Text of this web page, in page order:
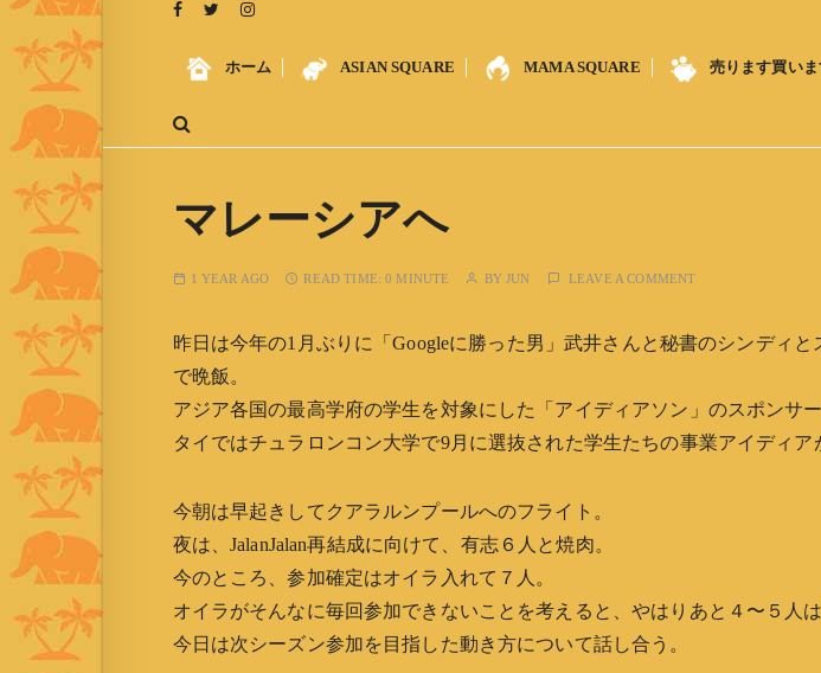
ホーム ASIAN SQUARE MAMA SQUARE 売ります買い
マレーシアへ
1 YEAR AGO READ TIME:0 MINUTE BYJUN LEAVE A COMMENT
昨日は今年の1月ぶりに「Googleに勝った男」武井さんと秘書のシンディと
で晩飯。
アジア各国の最高学府の学生を対象にした「アイディアソン」のスポンサ
タイではチュラロンコン大学で9月に選抜された学生たちの事業アイディア
今朝は早起きしてクアラルンプールへのフライト。
夜は、JalanJalan再結成に向けて、有志６人と焼肉。
今のところ、参加確定はオイラ入れて７人。
オイラがそんなに毎回参加できないことを考えると、やはりあと４〜５人
今日は次シーズン参加を目指した動き方について話し合う。